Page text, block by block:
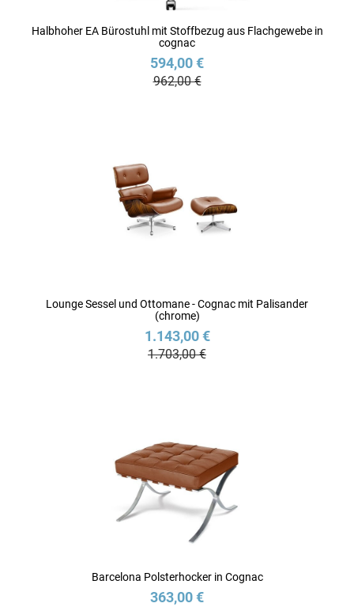
Halbhoher EA Bürostuhl mit Stoffbezug aus Flachgewebe in
cognac
594,00 €
962,00 €
Lounge Sessel und Ottomane - Cognac mit Palisander
(chrome)
1.143,00 €
1.703,00 €
Barcelona Polsterhocker in Cognac
363,00 €